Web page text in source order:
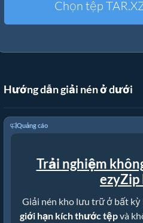
Công cụ khác
Chọn tệp
Hướng dẫn giải nén ở dưới
Quảng cáo
Trải nghiệm
ezyZip
Giải nén kho lưu trữ ở bất
giới hạn kích thước tệpvà